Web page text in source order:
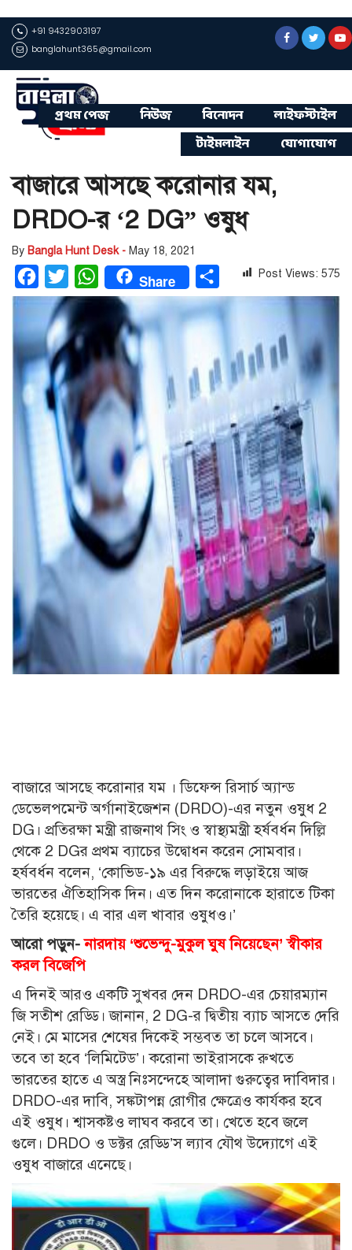
+91 9432903197
banglahunt365@gmail.com
প্রথম পেজ নিউজ বিনোদন
লাইফস্টাইল
টাইমলাইন
যোগাযোগ
বাজারে আসছে করোনার যম,
DRDO-র ‘2 DG” ওষুধ
By Bangla Hunt Desk - May 18, 2021
Facebook
Twitter WhatsAppShare Share Post Views: 575
বাজারে আসছে করোনার যম । ডিফেন্স রিসার্চ অ্যান্ড
ডেভেলপমেন্ট অর্গানাইজেশন (DRDO)-এর নতুন ওষুধ 2
DG। প্রতিরক্ষা মন্ত্রী রাজনাথ সিং ও স্বাস্থ্যমন্ত্রী হর্ষবর্ধন দিল্লি
থেকে 2 DGর প্রথম ব্যাচের উদ্বোধন করেন সোমবার।
হর্ষবর্ধন বলেন, ‘কোভিড-১৯ এর বিরুদ্ধে লড়াইয়ে আজ
ভারতের ঐতিহাসিক দিন। এত দিন করোনাকে হারাতে টিকা
তৈরি হয়েছে। এ বার এল খাবার ওষুধও।’
আরো পড়ুন-নারদায় ‘শুভেন্দু-মুকুল ঘুষ নিয়েছেন’ স্বীকার
করল বিজেপি
এ দিনই আরও একটি সুখবর দেন DRDO-এর চেয়ারম্যান
জি সতীশ রেড্ডি। জানান, 2 DG-র দ্বিতীয় ব্যাচ আসতে দেরি
নেই। মে মাসের শেষের দিকেই সম্ভবত তা চলে আসবে।
তবে তা হবে ‘লিমিটেড’। করোনা ভাইরাসকে রুখতে
ভারতের হাতে এ অস্ত্র নিঃসন্দেহে আলাদা গুরুত্বের দাবিদার।
DRDO-এর দাবি, সঙ্কটাপন্ন রোগীর ক্ষেত্রেও কার্যকর হবে
এই ওষুধ। শ্বাসকষ্টও লাঘব করবে তা। খেতে হবে জলে
গুলে। DRDO ও ডক্টর রেড্ডি’স ল্যাব যৌথ উদ্যোগে এই
ওষুধ বাজারে এনেছে।